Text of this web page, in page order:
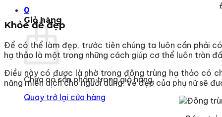
0
Giỏ hàng
Chưa có sản phẩm trong giỏ hàng.
Quay trở lại cửa hàng
Khỏe để đẹp
Để có thể làm đẹp, trước tiên chúng ta luôn cần phải
hạ thảo là một trong những cách giúp cơ thể luôn tràn
Điều này có được là nhờ trong đông trùng hạ thảo có
năng miễn dịch cho người dùng. Vẻ đẹp của phụ nữ sẽ